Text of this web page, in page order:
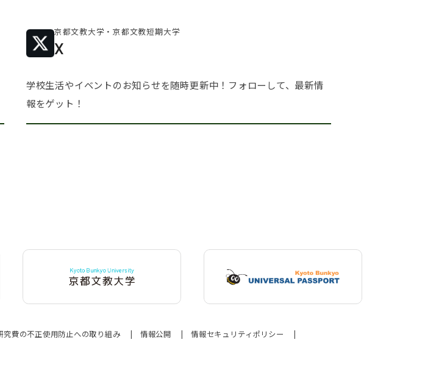
京都文教大学・京都文教短期大学
X
学校生活やイベントのお知らせを随時更新中！フォローして、最新情
報をゲット！
究費の不正使用防止への取り組み 情報公開
情報セキュリティポリシー